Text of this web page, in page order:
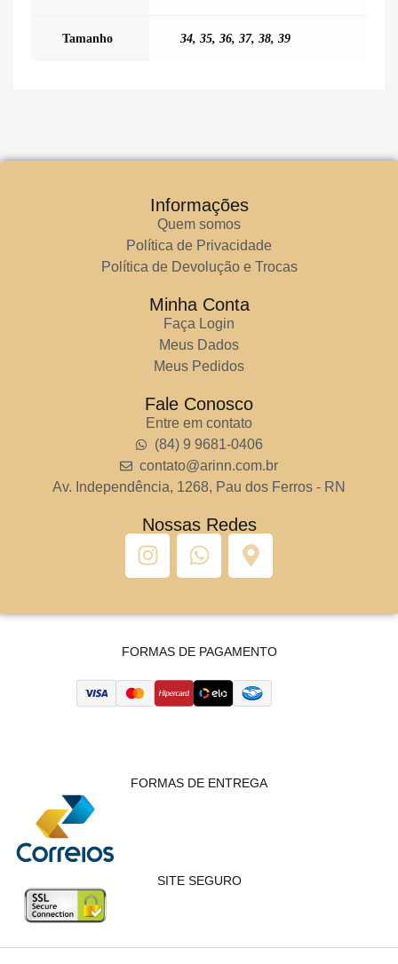
Tamanho 34, 35, 36, 37, 38, 39
Informações
Quem somos
Política de Privacidade
Política de Devolução e Trocas
Minha Conta
Faça Login
Meus Dados
Meus Pedidos
Fale Conosco
Entre em contato
(84) 9 9681-0406
contato@arinn.com.br
Av. Independência, 1268, Pau dos Ferros - RN
Nossas Redes
FORMAS DE PAGAMENTO
FORMAS DE ENTREGA
SITE SEGURO